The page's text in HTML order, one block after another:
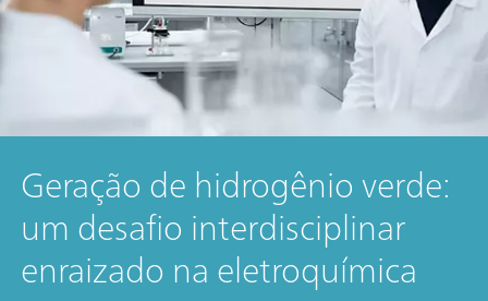
Geração de hidrogênio verde:
um desafio interdisciplinar
enraizado na eletroquímica